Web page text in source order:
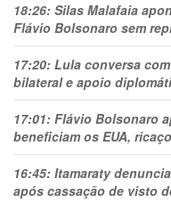
18:26: Silas Malafaia
Flávio Bolsonaro sem
17:20: Lula conversa
bilateral e apoio
17:01: Flávio Bolsonaro
beneficiam os EUA,
16:45: Itamaraty
após cassação de visto